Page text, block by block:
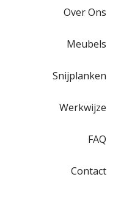
Over Ons
Meubels
Snijplanken
Werkwijze
FAQ
Contact